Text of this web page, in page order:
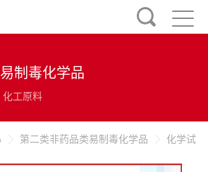
制毒化学品
化工原料
第二类非药品类易制毒化学品
化学试